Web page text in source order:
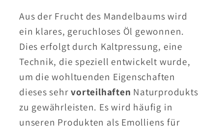
Aus der Frucht des Mandelbaums wird
ein klares, geruchloses Öl gewonnen.
Dies erfolgt durch Kaltpressung, eine
Technik, die speziell entwickelt wurde,
um die wohltuenden Eigenschaften
dieses sehrvorteilhaften Naturprodukts
zu gewährleisten. Es wird häufig in
unseren Produkten als Emolliens für